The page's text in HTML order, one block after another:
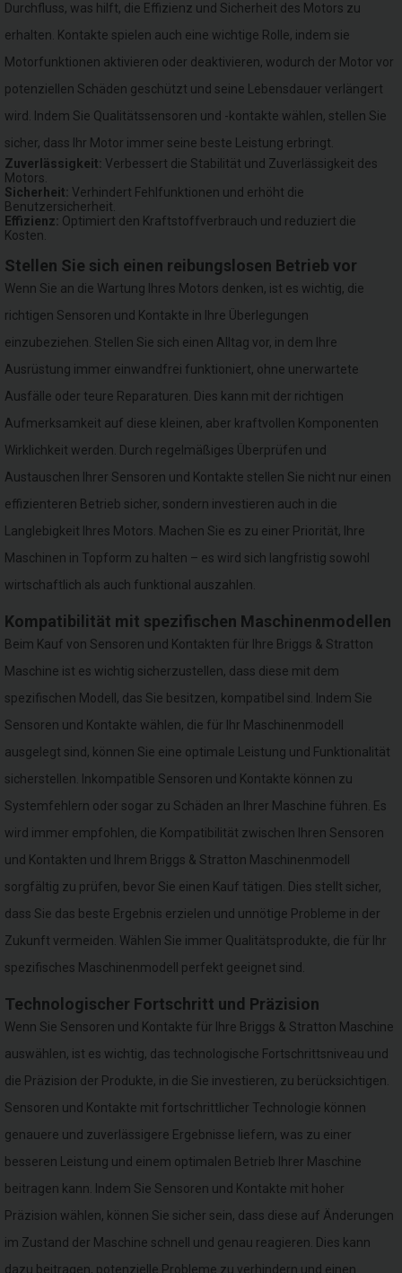
Durchfluss, was hilft, die Effizienz und Sicherheit des Motors zu
erhalten. Kontakte spielen auch eine wichtige Rolle, indem sie
Motorfunktionen aktivieren oder deaktivieren, wodurch der Motor vor
potenziellen Schäden geschützt und seine Lebensdauer verlängert
wird. Indem Sie Qualitätssensoren und -kontakte wählen, stellen Sie
sicher, dass Ihr Motor immer seine beste Leistung erbringt.
Zuverlässigkeit: Verbessert die Stabilität und Zuverlässigkeit des
Motors.
Sicherheit: Verhindert Fehlfunktionen und erhöht die
Benutzersicherheit.
Effizienz: Optimiert den Kraftstoffverbrauch und reduziert die
Kosten.
Stellen Sie sich einen reibungslosen Betrieb vor
Wenn Sie an die Wartung Ihres Motors denken, ist es wichtig, die
richtigen Sensoren und Kontakte in Ihre Überlegungen
einzubeziehen. Stellen Sie sich einen Alltag vor, in dem Ihre
Ausrüstung immer einwandfrei funktioniert, ohne unerwartete
Ausfälle oder teure Reparaturen. Dies kann mit der richtigen
Aufmerksamkeit auf diese kleinen, aber kraftvollen Komponenten
Wirklichkeit werden. Durch regelmäßiges Überprüfen und
Austauschen Ihrer Sensoren und Kontakte stellen Sie nicht nur einen
effizienteren Betrieb sicher, sondern investieren auch in die
Langlebigkeit Ihres Motors. Machen Sie es zu einer Priorität, Ihre
Maschinen in Topform zu halten – es wird sich langfristig sowohl
wirtschaftlich als auch funktional auszahlen.
Kompatibilität mit spezifischen Maschinenmodellen
Beim Kauf von Sensoren und Kontakten für Ihre Briggs & Stratton
Maschine ist es wichtig sicherzustellen, dass diese mit dem
spezifischen Modell, das Sie besitzen, kompatibel sind. Indem Sie
Sensoren und Kontakte wählen, die für Ihr Maschinenmodell
ausgelegt sind, können Sie eine optimale Leistung und Funktionalität
sicherstellen. Inkompatible Sensoren und Kontakte können zu
Systemfehlern oder sogar zu Schäden an Ihrer Maschine führen. Es
wird immer empfohlen, die Kompatibilität zwischen Ihren Sensoren
und Kontakten und Ihrem Briggs & Stratton Maschinenmodell
sorgfältig zu prüfen, bevor Sie einen Kauf tätigen. Dies stellt sicher,
dass Sie das beste Ergebnis erzielen und unnötige Probleme in der
Zukunft vermeiden. Wählen Sie immer Qualitätsprodukte, die für Ihr
spezifisches Maschinenmodell perfekt geeignet sind.
Technologischer Fortschritt und Präzision
Wenn Sie Sensoren und Kontakte für Ihre Briggs & Stratton Maschine
auswählen, ist es wichtig, das technologische Fortschrittsniveau und
die Präzision der Produkte, in die Sie investieren, zu berücksichtigen.
Sensoren und Kontakte mit fortschrittlicher Technologie können
genauere und zuverlässigere Ergebnisse liefern, was zu einer
besseren Leistung und einem optimalen Betrieb Ihrer Maschine
beitragen kann. Indem Sie Sensoren und Kontakte mit hoher
Präzision wählen, können Sie sicher sein, dass diese auf Änderungen
im Zustand der Maschine schnell und genau reagieren. Dies kann
dazu beitragen, potenzielle Probleme zu verhindern und einen